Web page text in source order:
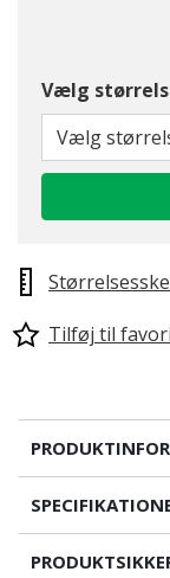
Vælg
Vælg
Tilføj til